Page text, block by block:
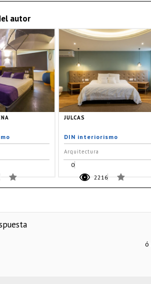
autor
JULCAS
DIN interiorismo
Arquitectura
0
2216
ó